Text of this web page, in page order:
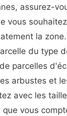
assurez-
vous
la
du type
parcelles
arbustes et
avec les
vous